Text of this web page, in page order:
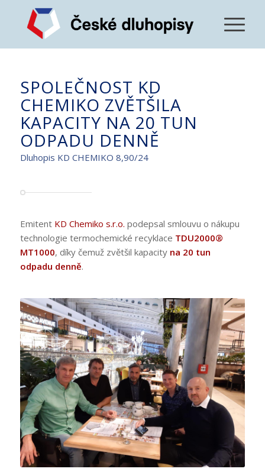
SPOLEČNOST KD
CHEMIKO ZVĚTŠILA
KAPACITY NA 20 TUN
ODPADU DENNĚ
Dluhopis KD CHEMIKO 8,90/24
Emitent KD Chemiko s.r.o. podepsal smlouvu o nákupu
technologie termochemické recyklace TDU2000®
MT1000, díky čemuž zvětšil kapacity na 20 tun
odpadu denně.